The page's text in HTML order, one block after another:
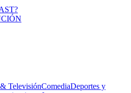
TelevisiónComediaDeportes y